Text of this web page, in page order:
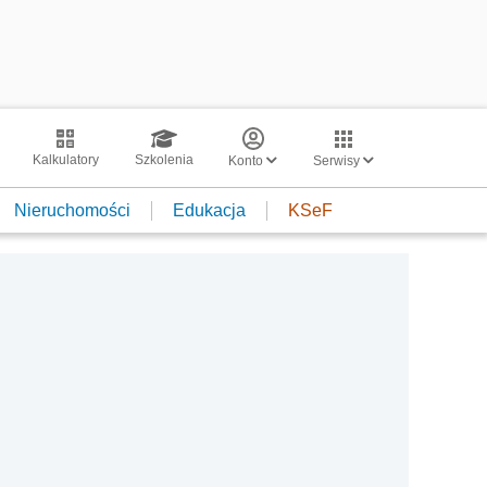
Kalkulatory Szkolenia Konto Serwisy
Nieruchomości Edukacja KSeF